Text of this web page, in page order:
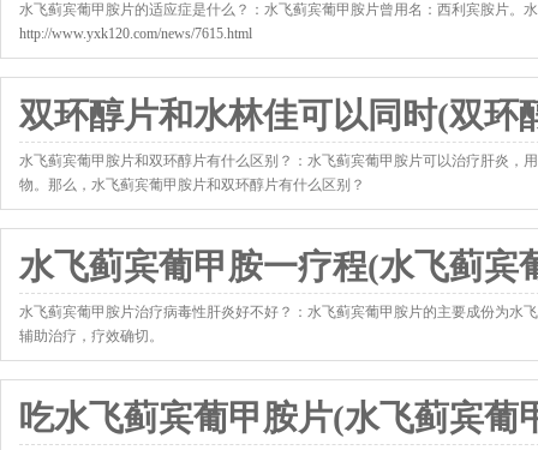
水飞蓟宾葡甲胺片的适应症是什么？：水飞蓟宾葡甲胺片曾用名：西利宾胺片。
http://www.yxk120.com/news/7615.html
双环醇片和水林佳可以同时(双环
水飞蓟宾葡甲胺片和双环醇片有什么区别？：水飞蓟宾葡甲胺片可以治疗肝炎
物。那么，水飞蓟宾葡甲胺片和双环醇片有什么区别？
http://www.yxk120.com/news/7630.html
水飞蓟宾葡甲胺一疗程(水飞蓟宾
水飞蓟宾葡甲胺片治疗病毒性肝炎好不好？：水飞蓟宾葡甲胺片的主要成份为
辅助治疗，疗效确切。
http://www.yxk120.com/news/7651.html
吃水飞蓟宾葡甲胺片(水飞蓟宾葡